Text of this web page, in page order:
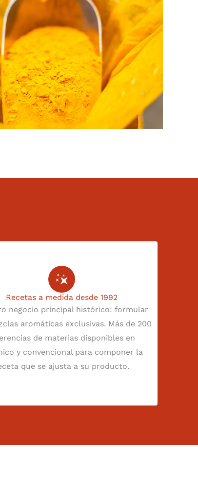
Recetas a medida desde 1992
negocio principal histórico: formular
aromáticas exclusivas. Más de 200
de materias disponibles en
y convencional para componer la
que se ajusta a su producto.